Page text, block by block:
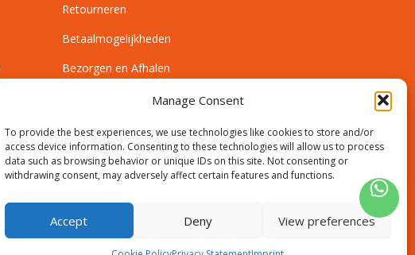
Manage Consent
To provide the best experiences, we use technologies like cookies to store and/or
access device information. Consenting to these technologies will allow us to process
data such as browsing behavior or unique IDs on this site. Not consenting or
withdrawing consent, may adversely affect certain features and functions.
Accept Deny View preferences
Retourneren
Betaalmogelijkheden
Bezorgen en Afhalen
Leveringsvoorwaarden
Montagevoorwaarden
Inmeetservice Voorwaarden